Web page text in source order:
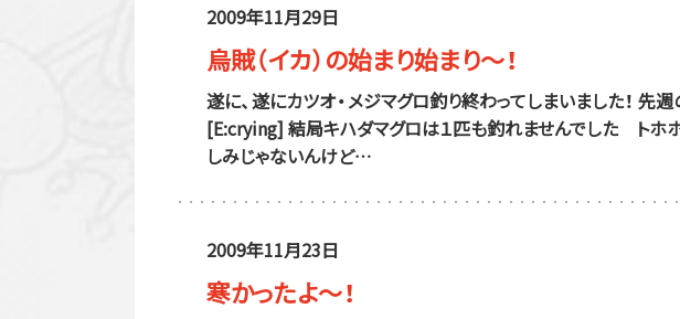
2009年11月29日
烏賊（イカ）の始まり始まり～！
遂に、遂にカツオ・メジマグロ釣り終わってしまいました！ 先
[E:crying] 結局キハダマグロは１匹も釣れませんでした トホ
しみじゃないんけど…
2009年11月23日
寒かったよ～！